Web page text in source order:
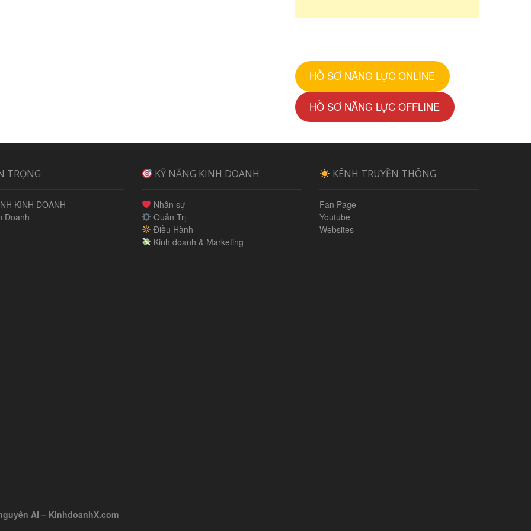
HỒ SƠ NĂNG LỰC ONLINE
HỒ SƠ NĂNG LỰC OFFLINE
TRỌNG
KINH DOANH
Doanh
KỸ NĂNG KINH DOANH
Nhân sự
Quản Trị
Điều Hành
Kinh doanh & Marketing
KÊNH TRUYỀN THÔNG
Fan Page
Youtube
Websites
AI – KinhdoanhX.com